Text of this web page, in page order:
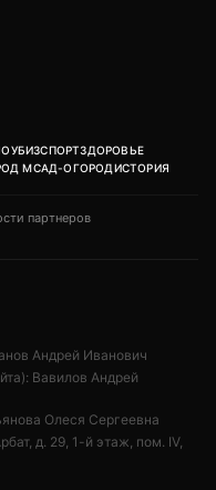
СПОРТЗДОРОВЬЕ
МСАД-ОГОРОДИСТОРИЯ
партнеров
Андрей Иванович
Вавилов Андрей
Олеся Сергеевна
д. 29, 1-й этаж, пом. IV,